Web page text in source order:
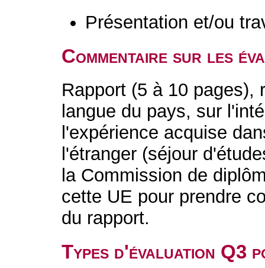
Présentation et/ou
Commentaire sur les
Rapport (5 à 10 pages),
langue du pays, sur
l'expérience acquise
l'étranger (séjour
la Commission de
cette UE pour prendre
du rapport.
Types d'évaluation Q3